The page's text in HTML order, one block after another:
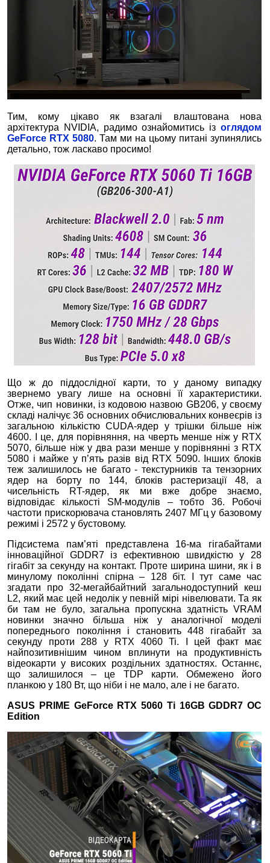
Тим, кому цікаво як взагалі влаштована нова
архітектура NVIDIA, радимо ознайомитись ізоглядом
GeForce RTX 5080. Там ми на цьому питані зупинялись
детально, тож ласкаво просимо!
Що ж до піддослідної карти, то у даному випадку
звернемо увагу лише на основні її характеристики.
Отже, чип новинки, із кодовою назвою GB206, у своєму
складі налічує 36 основних обчислювальних конвеєрів із
загальною кількістю CUDA-ядер у трішки більше ніж
4600. І це, для порівняння, на чверть менше ніж у RTX
5070, більше ніж у два рази менше у порівнянні з RTX
5080 і майже у п’ять разів від RTX 5090. Інших блоків
теж залишилось не багато - текстурників та тензорних
ядер на борту по 144, блоків растеризації 48, а
чисельність RT-ядер, як ми вже добре знаємо,
відповідає кількості SM-модулів – тобто 36. Робочі
частоти прискорювача становлять 2407 МГц у базовому
режимі і 2572 у бустовому.
Підсистема пам’яті представлена 16-ма гігабайтами
інноваційної GDDR7 із ефективною швидкістю у 28
гігабіт за секунду на контакт. Проте ширина шини, як і в
минулому поколінні спірна – 128 біт. І тут саме час
згадати про 32-мегайбайтний загальнодоступний кеш
L2, який має цей недолік у певній мірі нівелювати. Та як
би там не було, загальна пропускна здатність VRAM
новинки значно більша ніж у аналогічної моделі
попереднього покоління і становить 448 гігабайт за
секунду проти 288 у RTX 4060 Ti. І цей факт має
найпозитивнішим чином вплинути на продуктивність
відеокарти у високих роздільних здатностях. Останнє,
що залишилося – це TDP карти. Обмежено його
планкою у 180 Вт, що ніби і не мало, але і не багато.
ASUS PRIME GeForce RTX 5060 Ti 16GB GDDR7 OC
Edition